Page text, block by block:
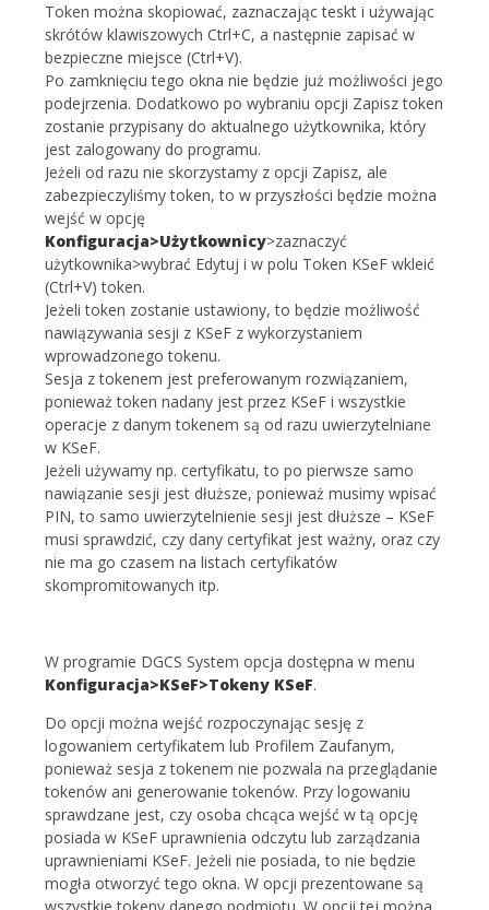
Token można skopiować, zaznaczając teskt i używając
skrótów klawiszowych Ctrl+C, a następnie zapisać w
bezpieczne miejsce (Ctrl+V).
Po zamknięciu tego okna nie będzie już możliwości jego
podejrzenia. Dodatkowo po wybraniu opcji Zapisz token
zostanie przypisany do aktualnego użytkownika, który
jest zalogowany do programu.
Jeżeli od razu nie skorzystamy z opcji Zapisz, ale
zabezpieczyliśmy token, to w przyszłości będzie można
wejść w opcję
Konfiguracja>Użytkownicy>zaznaczyć
użytkownika>wybrać Edytuj i w polu Token KSeF wkleić
(Ctrl+V) token.
Jeżeli token zostanie ustawiony, to będzie możliwość
nawiązywania sesji z KSeF z wykorzystaniem
wprowadzonego tokenu.
Sesja z tokenem jest preferowanym rozwiązaniem,
ponieważ token nadany jest przez KSeF i wszystkie
operacje z danym tokenem są od razu uwierzytelniane
w KSeF.
Jeżeli używamy np. certyfikatu, to po pierwsze samo
nawiązanie sesji jest dłuższe, ponieważ musimy wpisać
PIN, to samo uwierzytelnienie sesji jest dłuższe – KSeF
musi sprawdzić, czy dany certyfikat jest ważny, oraz czy
nie ma go czasem na listach certyfikatów
skompromitowanych itp.
W programie DGCS System opcja dostępna w menu
Konfiguracja>KSeF>Tokeny KSeF.
Do opcji można wejść rozpoczynając sesję z
logowaniem certyfikatem lub Profilem Zaufanym,
ponieważ sesja z tokenem nie pozwala na przeglądanie
tokenów ani generowanie tokenów. Przy logowaniu
sprawdzane jest, czy osoba chcąca wejść w tą opcję
posiada w KSeF uprawnienia odczytu lub zarządzania
uprawnieniami KSeF. Jeżeli nie posiada, to nie będzie
mogła otworzyć tego okna. W opcji prezentowane są